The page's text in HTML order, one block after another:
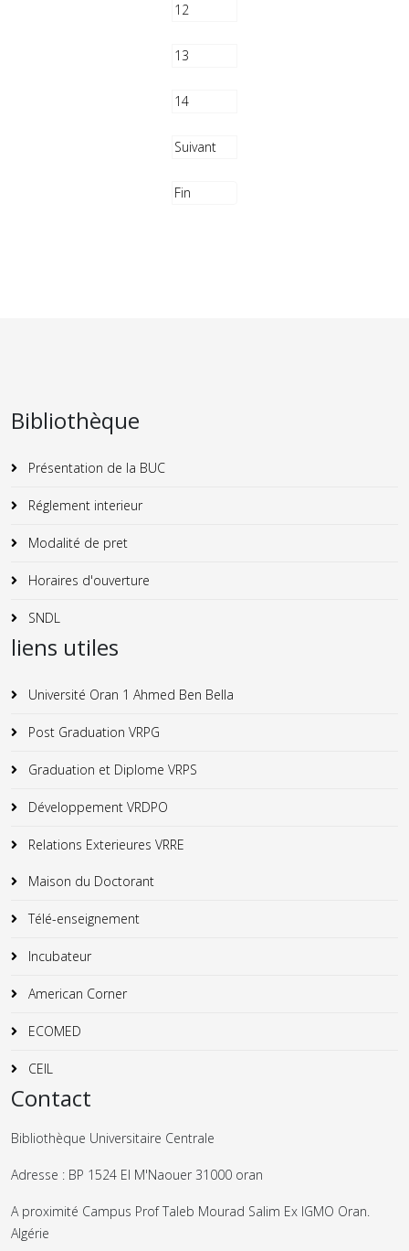
12
13
14
Suivant
Fin
Bibliothèque
Présentation de la BUC
Réglement interieur
Modalité de pret
Horaires d'ouverture
SNDL
liens utiles
Université Oran 1 Ahmed Ben Bella
Post Graduation VRPG
Graduation et Diplome VRPS
Développement VRDPO
Relations Exterieures VRRE
Maison du Doctorant
Télé-enseignement
Incubateur
American Corner
ECOMED
CEIL
Contact
Bibliothèque Universitaire Centrale
Adresse : BP 1524 El M'Naouer 31000 oran
A proximité Campus Prof Taleb Mourad Salim Ex IGMO Oran.
Algérie